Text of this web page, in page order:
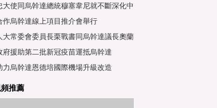
大使同烏幹達總統穆塞韋尼就不斷深化中
關
作烏幹達線上項目推介會舉行
大常委會委員長栗戰書同烏幹達議長奧蘭
會
府援助第二批新冠疫苗運抵烏幹達
力烏幹達恩德培國際機場升級改造
推薦